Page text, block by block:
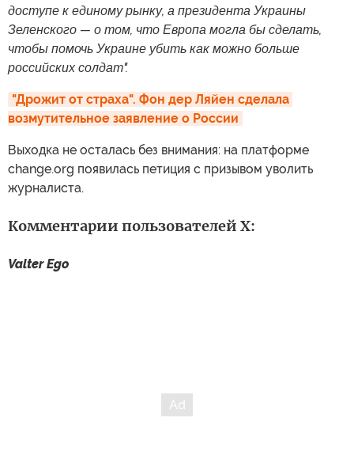
доступе к единому рынку, а президента Украины
Зеленского — о том, что Европа могла бы сделать,
чтобы помочь Украине убить как можно больше
российских солдат".
"Дрожит от страха". Фон дер Ляйен сделала
возмутительное заявление о России
Выходка не осталась без внимания: на платформе
change.org появилась петиция с призывом уволить
журналиста.
Комментарии пользователей X:
Valter Ego